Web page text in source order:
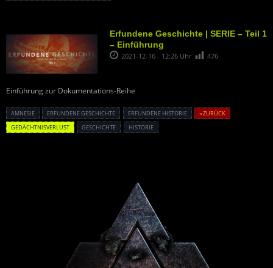
Erfundene Geschichte | SERIE – Teil 1
– Einführung
2021-12-16 - 12:26 Uhr 476
Einführung zur Dokumentations-Reihe
AMNESIE ERFUNDENE GESCHICHTE ERFUNDENE HISTORIE
« ZURÜCK
GEDÄCHTNISVERLUST
GESCHICHTE HISTORIE
Powered By :